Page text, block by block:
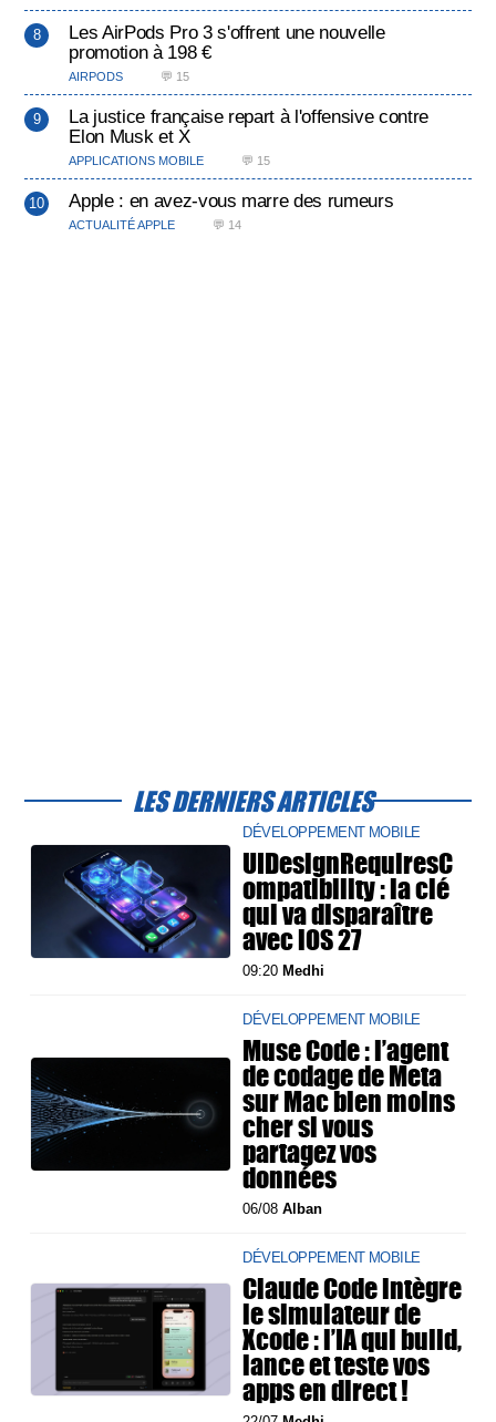
Les AirPods Pro 3 s'offrent une nouvelle
promotion à 198 €
AIRPODS 💬 15
La justice française repart à l'offensive contre
Elon Musk et X
APPLICATIONS MOBILE 💬 15
Apple : en avez-vous marre des rumeurs
ACTUALITÉ APPLE 💬 14
LES DERNIERS ARTICLES
DÉVELOPPEMENT MOBILE
UIDesignRequiresC
ompatibility : la clé
qui va disparaître
avec iOS 27
09:20 Medhi
DÉVELOPPEMENT MOBILE
Muse Code : l’agent
de codage de Meta
sur Mac bien moins
cher si vous
partagez vos
données
06/08Alban
DÉVELOPPEMENT MOBILE
Claude Code intègre
le simulateur de
Xcode : l’IA qui build,
lance et teste vos
apps en direct !